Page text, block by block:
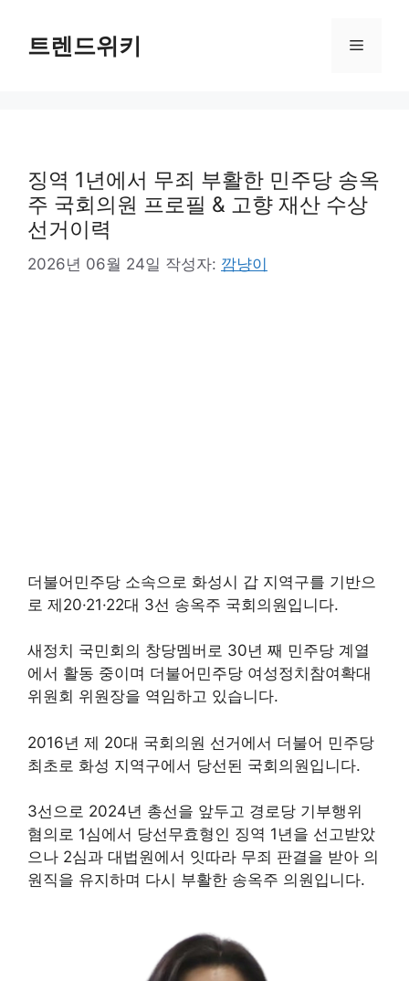
트렌드위키 메
징역 1년에서 무죄 부활한 민주당 송옥
주 국회의원 프로필 & 고향 재산 수상
선거이력
2026년 06월 24일 작성자: 깜냥이
더불어민주당 소속으로 화성시 갑 지역구를 기반으
로 제20·21·22대 3선 송옥주 국회의원입니다.
새정치 국민회의 창당멤버로 30년 째 민주당 계열
에서 활동 중이며 더불어민주당 여성정치참여확대
위원회 위원장을 역임하고 있습니다.
2016년 제 20대 국회의원 선거에서 더불어 민주당
최초로 화성 지역구에서 당선된 국회의원입니다.
3선으로 2024년 총선을 앞두고 경로당 기부행위
혐의로 1심에서 당선무효형인 징역 1년을 선고받았
으나 2심과 대법원에서 잇따라 무죄 판결을 받아 의
원직을 유지하며 다시 부활한 송옥주 의원입니다.